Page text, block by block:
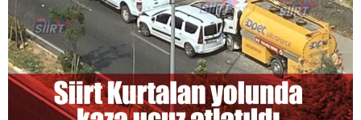
BAYKAN
PERVARI
ŞIRVAN
TILLO